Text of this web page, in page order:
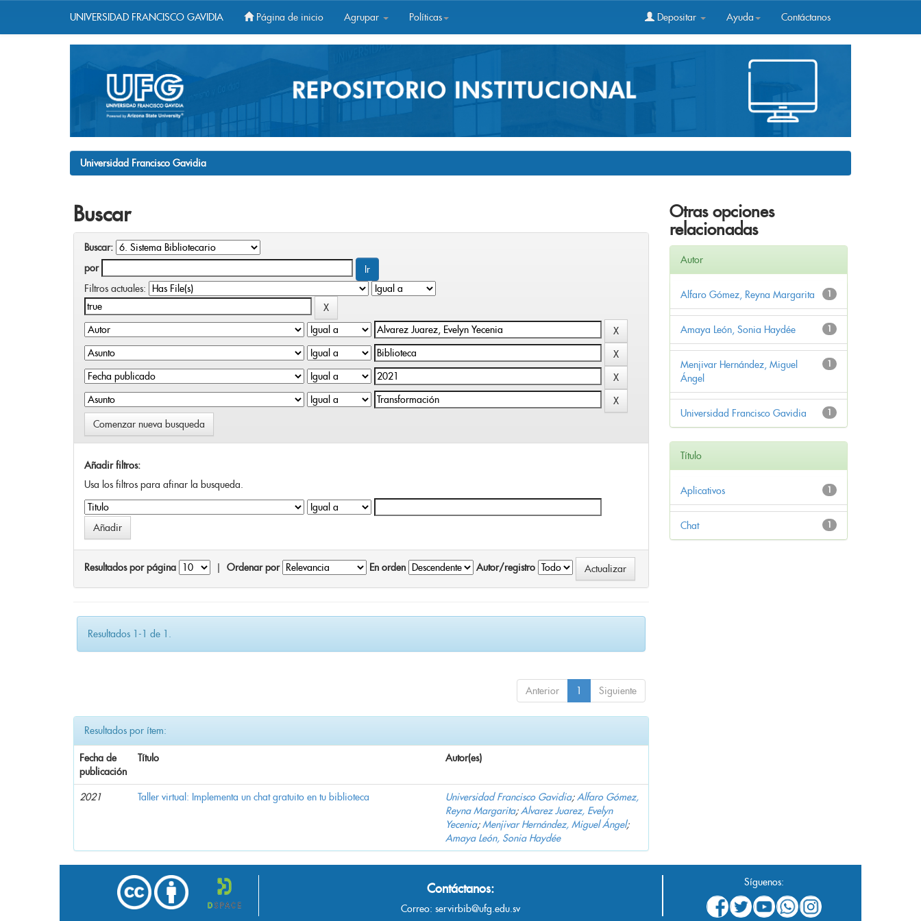
UNIVERSIDAD FRANCISCO GAVIDIA Página de inicio Agrupar Políticas Depositar Ayuda Contáctanos
Universidad Francisco Gavidia
Buscar
Buscar:
por
Filtros actuales:
Comenzar nueva busqueda
Añadir filtros:
Usa los filtros para afinar la busqueda.
Resultados por página Ordenar por En orden Autor/registro
Resultados 1-1 de 1.
Anterior 1 Siguiente
Resultados por ítem:
Fecha de
publicación
Título Autor(es)
2021 Taller virtual: Implementa un chat gratuito en tu biblioteca Universidad Francisco Gavidia;Alfaro Gómez,
Reyna Margarita;Alvarez Juarez, Evelyn
Yecenia;Menjivar Hernández, Miguel Ángel;
Amaya León, Sonia Haydée
Otras opciones
relacionadas
Autor
1
Alfaro Gómez, Reyna Margarita
1
Amaya León, Sonia Haydée
1
Menjivar Hernández, Miguel
Ángel
1
Universidad Francisco Gavidia
Título
1
Aplicativos
1
Chat
Contáctanos:
Correo: servirbib@ufg.edu.sv
Síguenos: